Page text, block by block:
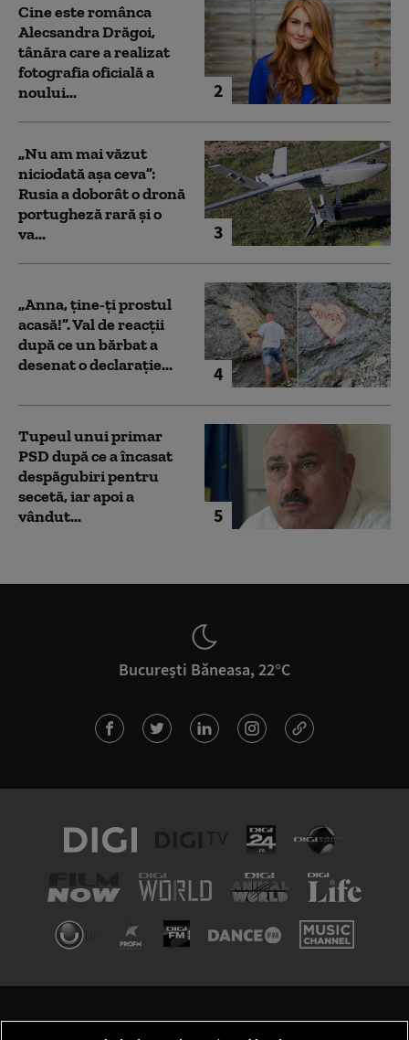
2
Cine este românca
Alecsandra Drăgoi,
tânăra care a realizat
fotografia oficială a
noului...
3
„Nu am mai văzut
niciodată așa ceva”:
Rusia a doborât o dronă
portugheză rară și o
va...
4
„Anna, ţine-ţi prostul
acasă!”. Val de reacții
după ce un bărbat a
desenat o declarație...
5
Tupeul unui primar
PSD după ce a încasat
despăgubiri pentru
secetă, iar apoi a
vândut...
București Băneasa, 22°C